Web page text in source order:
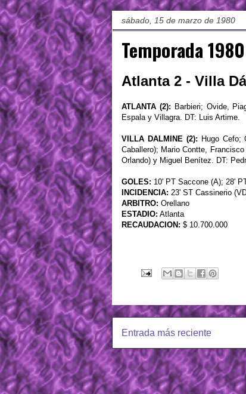
sábado, 15 de marzo de 1980
Temporada
Atlanta 2 - Villa
ATLANTA (2): Barbieri; Ovide,
Espala y Villagra. DT: Luis Artime.
VILLA DALMINE (2): Hugo Cefo;
Caballero); Mario Contte,
Orlando) y Miguel Benítez. DT:
GOLES: 10' PT Saccone (A); 28'
INCIDENCIA: 23' ST Cassinerio
ARBITRO: Orellano
ESTADIO: Atlanta
RECAUDACION: $ 10.700.000
Entrada más reciente